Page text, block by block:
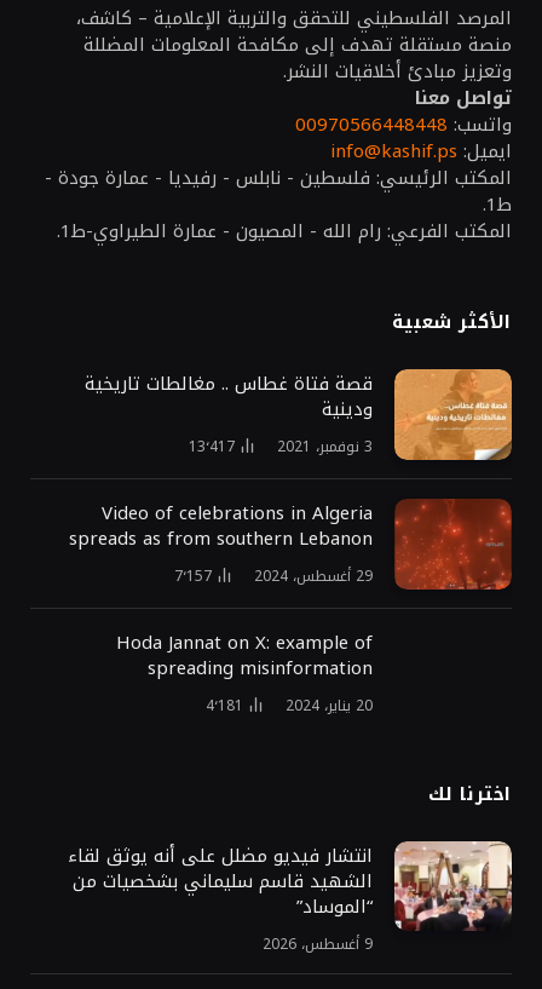
المرصد الفلسطيني للتحقق والتربية الإعلامية – كاشف،
منصة مستقلة تهدف إلى مكافحة المعلومات المضللة
وتعزيز مبادئ أخلاقيات النشر.
تواصل معنا
واتسب: 00970566448448
ايميل: info@kashif.ps
المكتب الرئيسي: فلسطين - نابلس - رفيديا - عمارة جودة -
ط1.
المكتب الفرعي: رام الله - المصيون - عمارة الطيراوي-ط1.
الأكثر شعبية
قصة فتاة غطاس .. مغالطات تاريخية
ودينية
3 نوفمبر، 2021 13٬417
Video of celebrations in Algeria
spreads as from southern Lebanon
29 أغسطس، 2024 7٬157
Hoda Jannat on X: example of
spreading misinformation
20 يناير، 2024 4٬181
اخترنا لك
انتشار فيديو مضلل على أنه يوثق لقاء
الشهيد قاسم سليماني بشخصيات من
“الموساد”
9 أغسطس، 2026